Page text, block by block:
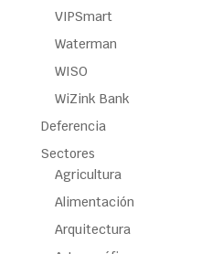
VIPSmart
Waterman
WISO
WiZink Bank
Deferencia
Sectores
Agricultura
Alimentación
Arquitectura